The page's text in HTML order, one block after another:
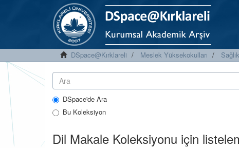
DSpace@Kırklareli Meslek Yüksekokulları
DSpace'de Ara
Bu Koleksiyon
Dil Makale Koleksiyonu için